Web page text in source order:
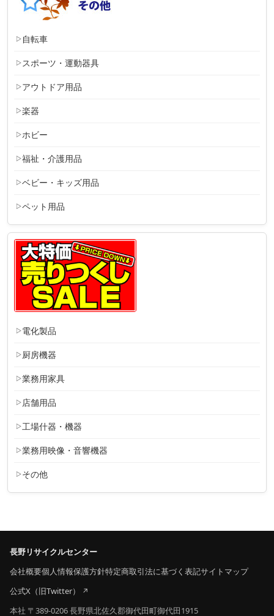
自転車
スポーツ・運動器具
アウトドア用品
楽器
ホビー
福祉・介護用品
ベビー・キッズ用品
ペット用品
電化製品
厨房機器
業務用家具
店舗用品
工場什器・機器
業務用映像・音響機器
その他
長野リサイクルセンター
会社概要個人情報保護方針特定商取引法に基づく表記サイトマップ
公式X（旧Twitter）
本社 〒389-0206 長野県北佐久郡御代田町御代田1915